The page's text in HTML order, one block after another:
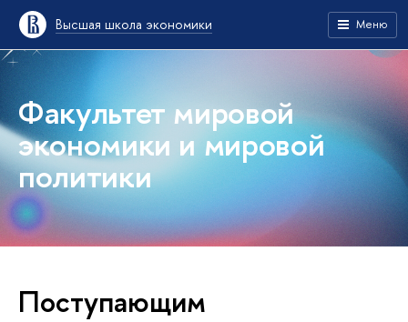
Высшая школа экономики Меню
Факультет мировой
экономики и мировой
политики
Поступающим